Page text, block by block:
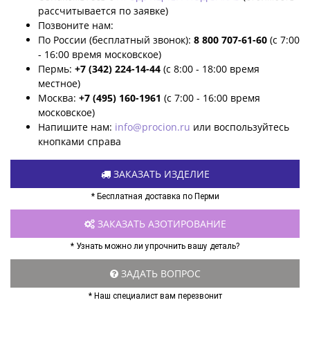
рассчитывается по заявке)
Позвоните нам:
По России (бесплатный звонок): 8 800 707-61-60 (с 7:00
- 16:00 время московское)
Пермь: +7 (342) 224-14-44 (с 8:00 - 18:00 время
местное)
Москва: +7 (495) 160-1961 (с 7:00 - 16:00 время
московское)
Напишите нам: info@procion.ru или воспользуйтесь
кнопками справа
ЗАКАЗАТЬ ИЗДЕЛИЕ
* Бесплатная доставка по Перми
ЗАКАЗАТЬ АЗОТИРОВАНИЕ
* Узнать можно ли упрочнить вашу деталь?
ЗАДАТЬ ВОПРОС
* Наш специалист вам перезвонит